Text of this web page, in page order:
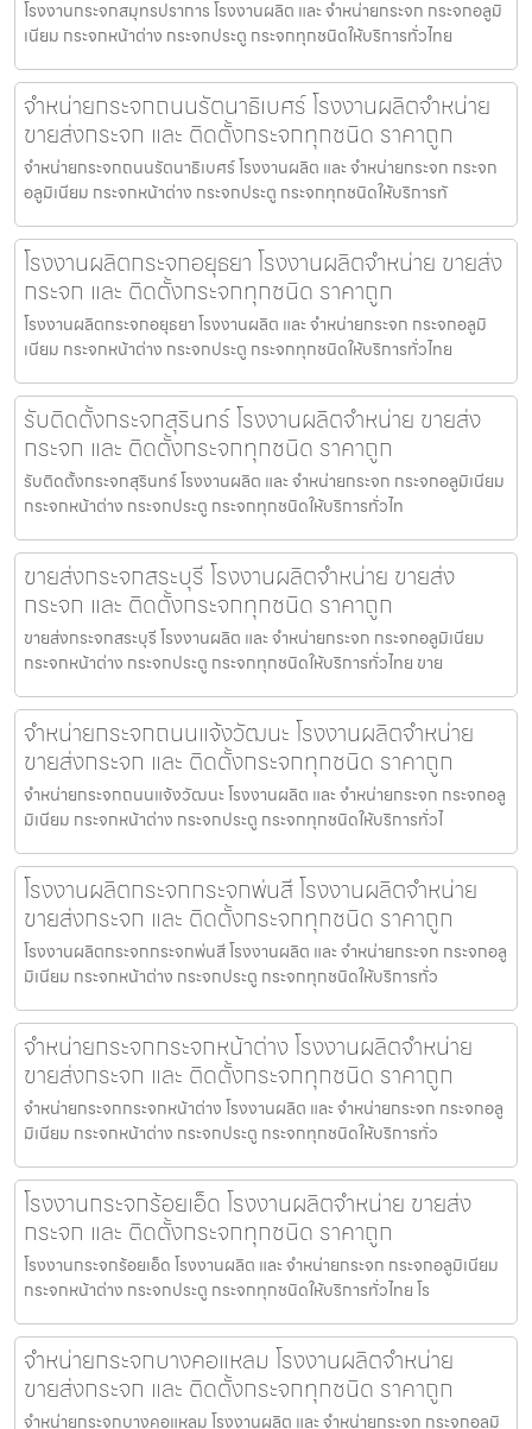
โรงงานกระจกสมุทรปราการ โรงงานผลิต และ จำหน่ายกระจก กระจกอลูมิ
เนียม กระจกหน้าต่าง กระจกประตู กระจกทุกชนิดให้บริการทั่วไทย
จำหน่ายกระจกถนนรัตนาธิเบศร์ โรงงานผลิตจำหน่าย
ขายส่งกระจก และ ติดตั้งกระจกทุกชนิด ราคาถูก
จำหน่ายกระจกถนนรัตนาธิเบศร์ โรงงานผลิต และ จำหน่ายกระจก กระจก
อลูมิเนียม กระจกหน้าต่าง กระจกประตู กระจกทุกชนิดให้บริการทั
โรงงานผลิตกระจกอยุธยา โรงงานผลิตจำหน่าย ขายส่ง
กระจก และ ติดตั้งกระจกทุกชนิด ราคาถูก
โรงงานผลิตกระจกอยุธยา โรงงานผลิต และ จำหน่ายกระจก กระจกอลูมิ
เนียม กระจกหน้าต่าง กระจกประตู กระจกทุกชนิดให้บริการทั่วไทย
รับติดตั้งกระจกสุรินทร์ โรงงานผลิตจำหน่าย ขายส่ง
กระจก และ ติดตั้งกระจกทุกชนิด ราคาถูก
รับติดตั้งกระจกสุรินทร์ โรงงานผลิต และ จำหน่ายกระจก กระจกอลูมิเนียม
กระจกหน้าต่าง กระจกประตู กระจกทุกชนิดให้บริการทั่วไท
ขายส่งกระจกสระบุรี โรงงานผลิตจำหน่าย ขายส่ง
กระจก และ ติดตั้งกระจกทุกชนิด ราคาถูก
ขายส่งกระจกสระบุรี โรงงานผลิต และ จำหน่ายกระจก กระจกอลูมิเนียม
กระจกหน้าต่าง กระจกประตู กระจกทุกชนิดให้บริการทั่วไทย ขาย
จำหน่ายกระจกถนนแจ้งวัฒนะ โรงงานผลิตจำหน่าย
ขายส่งกระจก และ ติดตั้งกระจกทุกชนิด ราคาถูก
จำหน่ายกระจกถนนแจ้งวัฒนะ โรงงานผลิต และ จำหน่ายกระจก กระจกอลู
มิเนียม กระจกหน้าต่าง กระจกประตู กระจกทุกชนิดให้บริการทั่วไ
โรงงานผลิตกระจกกระจกพ่นสี โรงงานผลิตจำหน่าย
ขายส่งกระจก และ ติดตั้งกระจกทุกชนิด ราคาถูก
โรงงานผลิตกระจกกระจกพ่นสี โรงงานผลิต และ จำหน่ายกระจก กระจกอลู
มิเนียม กระจกหน้าต่าง กระจกประตู กระจกทุกชนิดให้บริการทั่ว
จำหน่ายกระจกกระจกหน้าต่าง โรงงานผลิตจำหน่าย
ขายส่งกระจก และ ติดตั้งกระจกทุกชนิด ราคาถูก
จำหน่ายกระจกกระจกหน้าต่าง โรงงานผลิต และ จำหน่ายกระจก กระจกอลู
มิเนียม กระจกหน้าต่าง กระจกประตู กระจกทุกชนิดให้บริการทั่ว
โรงงานกระจกร้อยเอ็ด โรงงานผลิตจำหน่าย ขายส่ง
กระจก และ ติดตั้งกระจกทุกชนิด ราคาถูก
โรงงานกระจกร้อยเอ็ด โรงงานผลิต และ จำหน่ายกระจก กระจกอลูมิเนียม
กระจกหน้าต่าง กระจกประตู กระจกทุกชนิดให้บริการทั่วไทย โร
จำหน่ายกระจกบางคอแหลม โรงงานผลิตจำหน่าย
ขายส่งกระจก และ ติดตั้งกระจกทุกชนิด ราคาถูก
จำหน่ายกระจกบางคอแหลม โรงงานผลิต และ จำหน่ายกระจก กระจกอลูมิ